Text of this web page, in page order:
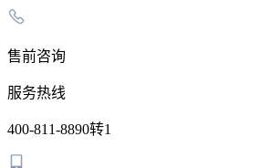
售前咨询
服务热线
400-811-8890转1